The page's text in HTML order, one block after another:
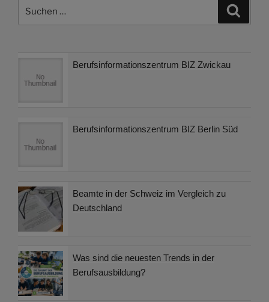
nach:
Berufsinformationszentrum BIZ Zwickau
Berufsinformationszentrum BIZ Berlin Süd
Beamte in der Schweiz im Vergleich zu
Deutschland
Was sind die neuesten Trends in der
Berufsausbildung?